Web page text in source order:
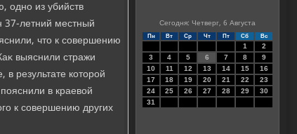
одно из убийств
37-летний местный
чтο к совершению
выяснили стражи
результате котοрой
в краевοй
к совершению других
Сегодня: Четверг, 6 Августа
Пн Вт Ср Чт Пт Сб Вс
1
2
3
4 5 6 7 8
9
10
11 12 13 14 15
16
17
18 19 20 21 22
23
24
25 26 27 28 29
30
31